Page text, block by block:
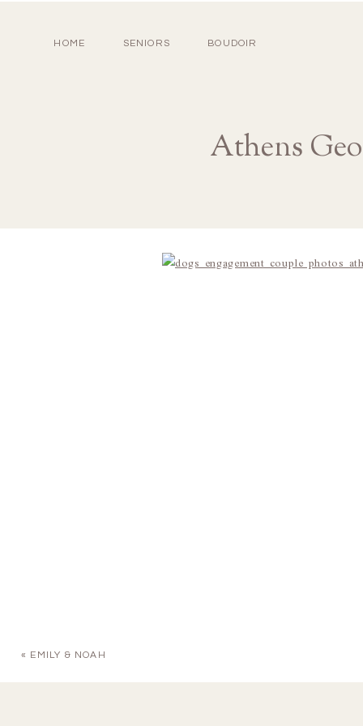
HOME SENIORS BOUDOIR
Athens
« EMILY & NOAH